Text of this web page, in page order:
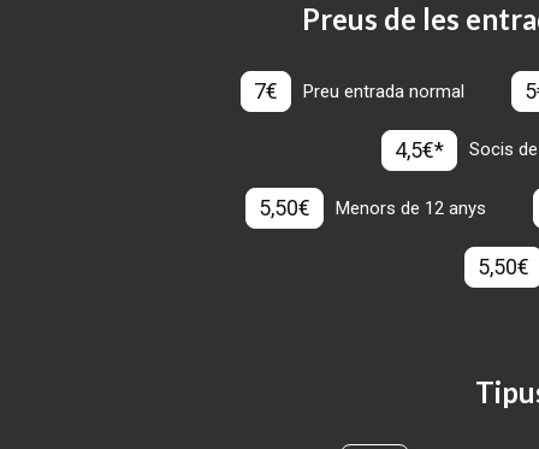
Preus de les
7€ Preu entrada normal
4,5€* Socis
5,50€ Menors de 12 anys
5,50€